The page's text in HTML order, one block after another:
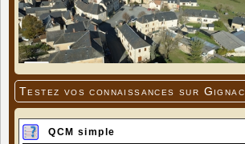
Testez vos connaissances sur Gignac
QCM simple